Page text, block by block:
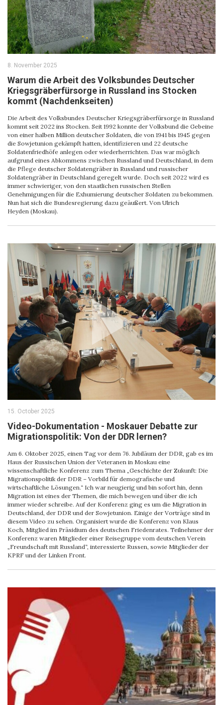
8. November 2025
Warum die Arbeit des Volksbundes Deutscher
Kriegsgräberfürsorge in Russland ins Stocken
kommt (Nachdenkseiten)
Die Arbeit des Volksbundes Deutscher Kriegsgräberfürsorge in Russland
kommt seit 2022 ins Stocken. Seit 1992 konnte der Volksbund die Gebeine
von einer halben Million deutscher Soldaten, die von 1941 bis 1945 gegen
die Sowjetunion gekämpft hatten, identifizieren und 22 deutsche
Soldatenfriedhöfe anlegen oder wiederherrichten. Das war möglich
aufgrund eines Abkommens zwischen Russland und Deutschland, in dem
die Pflege deutscher Soldatengräber in Russland und russischer
Soldatengräber in Deutschland geregelt wurde. Doch seit 2022 wird es
immer schwieriger, von den staatlichen russischen Stellen
Genehmigungen für die Exhumierung deutscher Soldaten zu bekommen.
Nun hat sich die Bundesregierung dazu geäußert. Von Ulrich
Heyden (Moskau).
15. October 2025
Video-Dokumentation - Moskauer Debatte zur
Migrationspolitik: Von der DDR lernen?
Am 6. Oktober 2025, einen Tag vor dem 76. Jubiläum der DDR, gab es im
Haus der Russischen Union der Veteranen in Moskau eine
wissenschaftliche Konferenz zum Thema „Geschichte der Zukunft: Die
Migrationspolitik der DDR – Vorbild für demografische und
wirtschaftliche Lösungen.“ Ich war neugierig und bin sofort hin, denn
Migration ist eines der Themen, die mich bewegen und über die ich
immer wieder schreibe. Auf der Konferenz ging es um die Migration in
Deutschland, der DDR und der Sowjetunion. Einige der Vorträge sind in
diesem Video zu sehen. Organisiert wurde die Konferenz von Klaus
Koch, Mitglied im Präsidium des deutschen Friedenrates. Teilnehmer der
Konferenz waren Mitglieder einer Reisegruppe vom deutschen Verein
„Freundschaft mit Russland“, interessierte Russen, sowie Mitglieder der
KPRF und der Linken Front.